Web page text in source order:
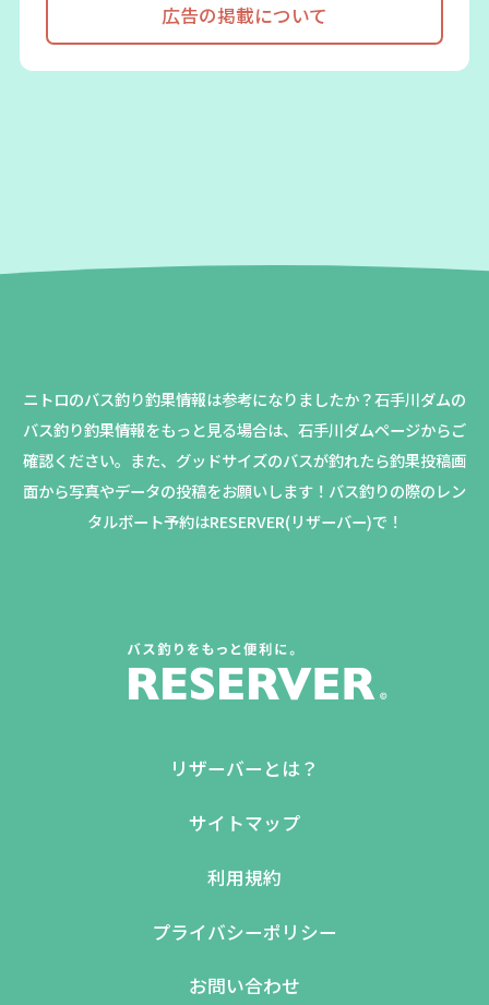
広告の掲載について
ニトロのバス釣り釣果情報は参考になりましたか？石手川ダムの
バス釣り釣果情報をもっと見る場合は、石手川ダムページからご
確認ください。 また、グッドサイズのバスが釣れたら釣果投稿画
面から写真やデータの投稿をお願いします！バス釣りの際のレン
タルボート予約はRESERVER(リザーバー)で！
リザーバーとは？
サイトマップ
利用規約
プライバシーポリシー
お問い合わせ